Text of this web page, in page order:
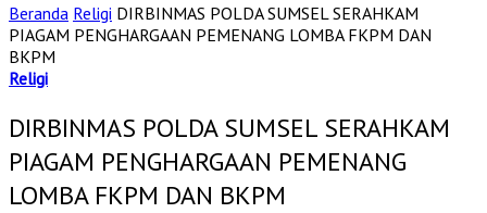
Beranda Religi DIRBINMAS POLDA SUMSEL SERAHKAM
PIAGAM PENGHARGAAN PEMENANG LOMBA FKPM DAN
BKPM
Religi
DIRBINMAS POLDA SUMSEL SERAHKAM
PIAGAM PENGHARGAAN PEMENANG
LOMBA FKPM DAN BKPM